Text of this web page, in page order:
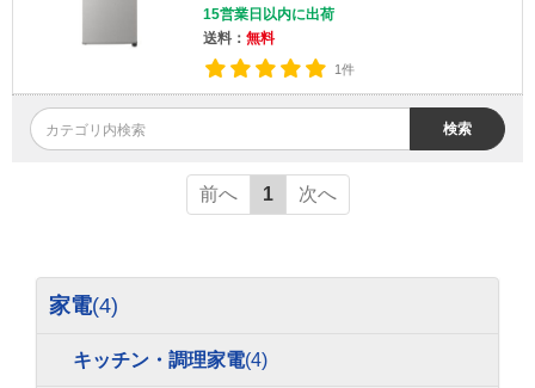
15営業日以内に出荷
送料： 無料
1件
検索
前へ 1 次へ
家電(4)
キッチン・調理家電(4)